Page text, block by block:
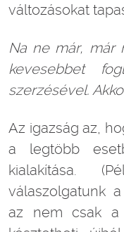
változásokat
Na ne már, már
kevesebbet
szerzésével.
Az igazság az,
a legtöbb
kialakítása.
válaszolgatunk
az nem csak a